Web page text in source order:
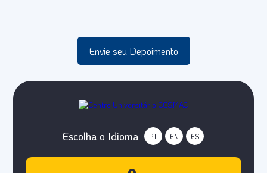
Envie seu Depoimento
Escolha o Idioma PT EN ES